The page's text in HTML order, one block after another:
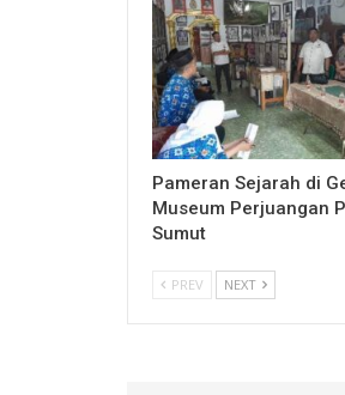
Pameran Sejarah di
Museum Perjuangan
Sumut
PREV NEXT